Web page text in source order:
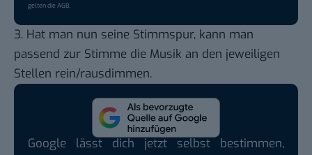
gelten dieAGB.
3. Hat man nun seine Stimmspur, kann man
passend zur Stimme die Musik an den jeweiligen
Stellen rein/rausdimmen.
Google lässt dich jetzt selbst bestimmen,